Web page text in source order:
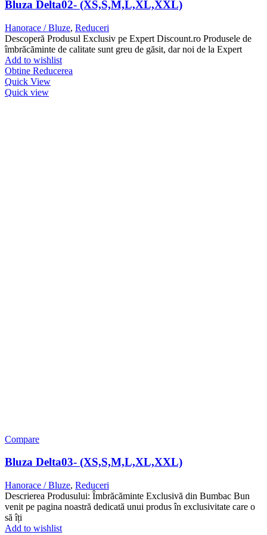
Bluza Delta02- (XS,S,M,L,XL,XXL)
Hanorace / Bluze, Reduceri
Descoperă Produsul Exclusiv pe Expert Discount.ro Produsele de
îmbrăcăminte de calitate sunt greu de găsit, dar noi de la Expert
Add to wishlist
Obtine Reducerea
Quick View
Quick view
Compare
Bluza Delta03- (XS,S,M,L,XL,XXL)
Hanorace / Bluze, Reduceri
Descrierea Produsului: Îmbrăcăminte Exclusivă din Bumbac Bun
venit pe pagina noastră dedicată unui produs în exclusivitate care o
să îți
Add to wishlist